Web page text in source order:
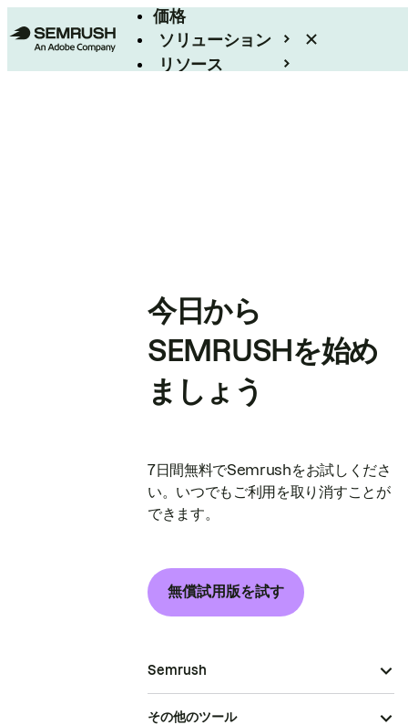
価格
ソリューション
リソース
今日から
SEMRUSHを始め
ましょう
7日間無料でSemrushをお試しくださ
い。いつでもご利用を取り消すことが
できます。
無償試用版を試す
Semrush
その他のツール